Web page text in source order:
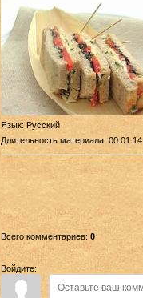
Язык: Русский
Длительность материала: 00:01:14
Всего комментариев: 0
Войдите: